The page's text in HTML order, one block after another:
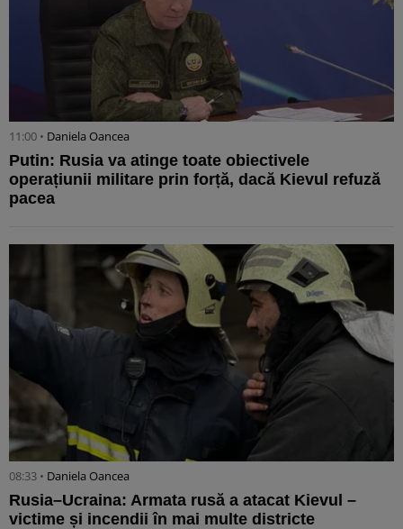
11:00 • Daniela Oancea
Putin: Rusia va atinge toate obiectivele
operațiunii militare prin forță, dacă Kievul refuză
pacea
08:33 • Daniela Oancea
Rusia–Ucraina: Armata rusă a atacat Kievul –
victime și incendii în mai multe districte